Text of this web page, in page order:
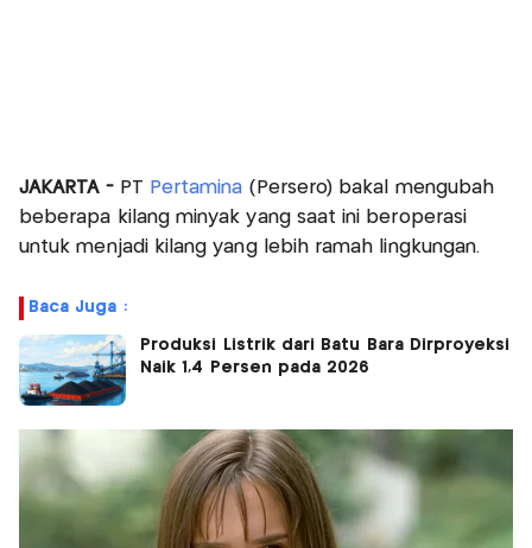
JAKARTA -PT Pertamina (Persero) bakal mengubah
beberapa kilang minyak yang saat ini beroperasi
untuk menjadi kilang yang lebih ramah lingkungan.
Baca Juga :
Produksi Listrik dari Batu Bara Dirproyeksi
Naik 1,4 Persen pada 2026